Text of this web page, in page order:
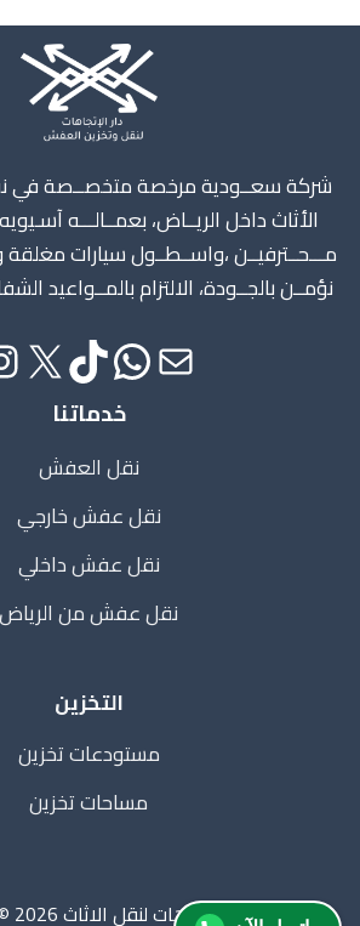
التخزين
مستودعات تخزين
مساحات تخزين
خدماتنا
نقل العفش
نقل عفش خارجي
نقل عفش داخلي
نقل عفش من الرياض
شركة سعــودية مرخصة متخصــصة في
الأثاث داخل الريــاض، بعمــالـــه
مـــحــترفيــن ،واســطــول سيارات
نؤمــن بالجــودة، الالتزام بالمــواعيد
X TikTok
WhatsApp
Mail
Copyright © 2026 دار الاتجاهات لنقل الاثاث |